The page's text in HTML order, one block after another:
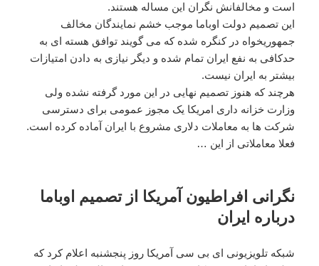
است و مخالفانش نگران این مساله هستند.
این تصمیم دولت اوباما موجب خشم نمایندگان مخالف
جمهوریخواه در کنگره شده که می گویند توافق هسته ای به
حدکافی به نفع ایران تمام شده و دیگر نیازی به دادن امتیازات
بیشتر به ایران نیست.
هرچند که هنوز تصمیم نهایی در این مورد گرفته نشده ولی
وزارت خزانه داری امریکا یک مجوز عمومی برای دسترسی
شرکت ها به معاملات دلاری مشروع با ایران آماده کرده است.
فعلا معاملاتی از این …
نگرانی افراطیون آمریکا از تصمیم اوباما
درباره ایران
شبکه تلویزیونی ای بی سی آمریکا روز پنجشنبه اعلام کرد که